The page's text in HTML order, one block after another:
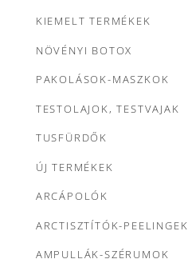
KIEMELT TERMÉKEK
NÖVÉNYI BOTOX
PAKOLÁSOK-MASZKOK
TESTOLAJOK, TESTVAJAK
TUSFÜRDŐK
ÚJ TERMÉKEK
ARCÁPOLÓK
ARCTISZTÍTÓK-PEELINGEK
AMPULLÁK-SZÉRUMOK